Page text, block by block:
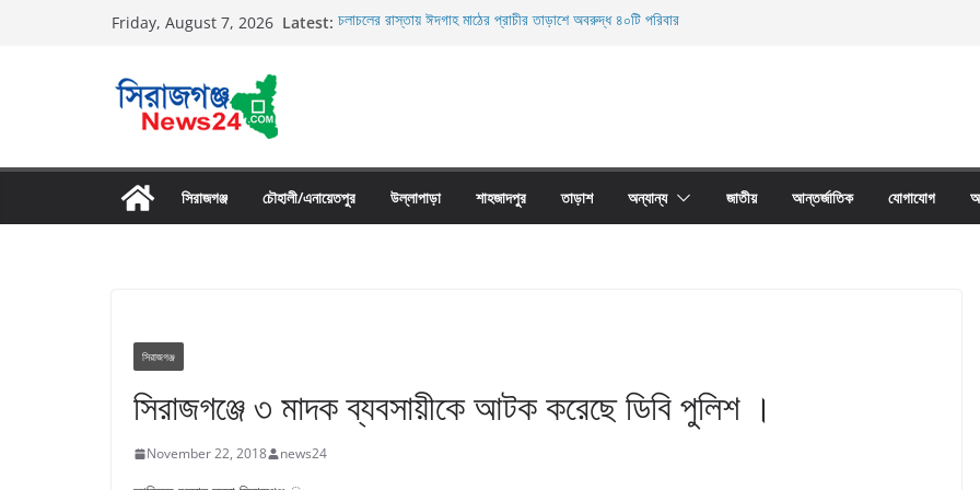
Friday, August 7, 2026 Latest: চলাচলের রাস্তায় ঈদগাহ মাঠের প্রাচীর তাড়াশে অবরুদ্ধ ৪০টি পরিবার
সিরাজগঞ্জ চৌহালী/এনায়েতপুর উল্লাপাড়া শাহজাদপুর তাড়াশ অন্যান্য জাতীয় আন্তর্জাতিক যোগাযোগ
সিরাজগঞ্জ
সিরাজগঞ্জে ৩ মাদক ব্যবসায়ীকে আটক করেছে ডিবি পুলিশ ।
November 22, 2018 news24